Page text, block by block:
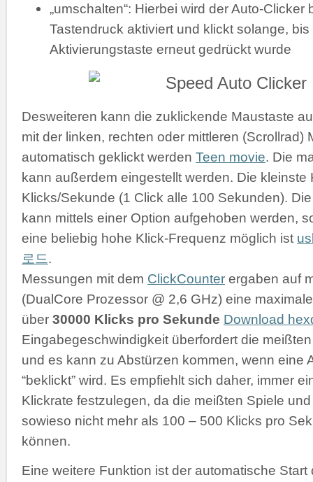
„umschalten“: Hierbei wird der Auto-Clicker
Tastendruck aktiviert und klickt solange, bis
Aktivierungstaste erneut gedrückt wurde
Desweiteren kann die zuklickende Maustaste
mit der linken, rechten oder mittleren (Scrollrad)
automatisch geklickt werden Teen movie. Die
kann außerdem eingestellt werden. Die kleinste
Klicks/Sekunde (1 Click alle 100 Sekunden).
kann mittels einer Option aufgehoben werden,
eine beliebig hohe Klick-Frequenz möglich ist
로드.
Messungen mit dem ClickCounter ergaben auf
(DualCore Prozessor @ 2,6 GHz) eine
über 30000 Klicks pro Sekunde Download
Eingabegeschwindigkeit überfordert die
und es kann zu Abstürzen kommen, wenn eine
“beklickt” wird. Es empfiehlt sich daher, immer
Klickrate festzulegen, da die meißten Spiele
sowieso nicht mehr als 100 – 500 Klicks pro
können.
Eine weitere Funktion ist der automatische Start